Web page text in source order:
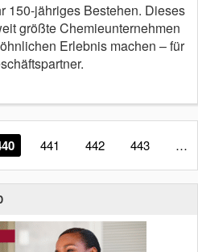
150-jähriges Bestehen. Dieses
größte Chemieunternehmen
Erlebnis machen – für
441 442 443 …